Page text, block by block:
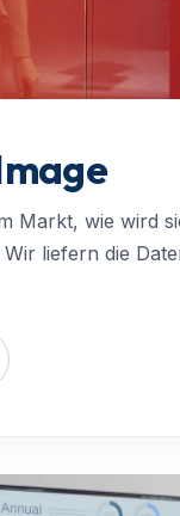
Markt, wie wird
liefern die